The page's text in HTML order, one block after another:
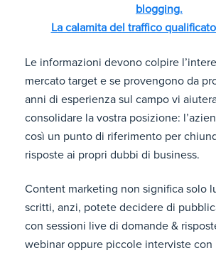
blogging.
La calamita del traffico
Le informazioni devono colpire
mercato target e se provengono da
anni di esperienza sul campo vi
consolidare la vostra posizione:
così un punto di riferimento per
risposte ai propri dubbi di business.
Content marketing non significa solo
scritti, anzi, potete decidere di
con sessioni live di domande &
webinar oppure piccole interviste